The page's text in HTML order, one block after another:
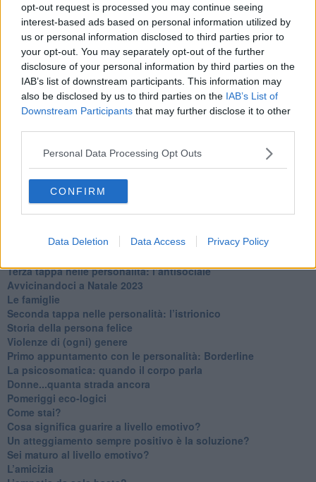
opt-out request is processed you may continue seeing
interest-based ads based on personal information utilized by
us or personal information disclosed to third parties prior to
your opt-out. You may separately opt-out of the further
disclosure of your personal information by third parties on the
IAB’s list of downstream participants. This information may
also be disclosed by us to third parties on the IAB’s List of
Downstream Participants that may further disclose it to other
Personal Data Processing Opt Outs
CONFIRM
Data Deletion Data Access Privacy Policy
​L’uomo o l’orso?
Non hanno un amico a teatro​
​Tutta una questione di rispetto
​Cose che ci esauriscono
​Vespa che passione!
​Lasciate ai vostri figli il diritto di piangere
​Parole d’amore regalate al vento
​Essere genitori di un adolescente
​Saper pazientare
​Venerdì emozionalmente sostenibile
Ma ti ascolti?
Contornati di persone che…
Non dare niente per scontato
Che cos’è la dipendenza affettiva?
​Nuovi arrivi!
​Terza tappa nelle personalità: l’antisociale
​Avvicinandoci a Natale 2023
Le famiglie
Seconda tappa nelle personalità: l’istrionico
​Storia della persona felice
Violenze di (ogni) genere
​Primo appuntamento con le personalità: Borderline
La psicosomatica: quando il corpo parla
Donne...quanta strada ancora
​Pomeriggi eco-logici
​Come stai?
Cosa significa guarire a livello emotivo?
​Un atteggiamento sempre positivo è la soluzione?
​Sei maturo al livello emotivo?
​L’amicizia